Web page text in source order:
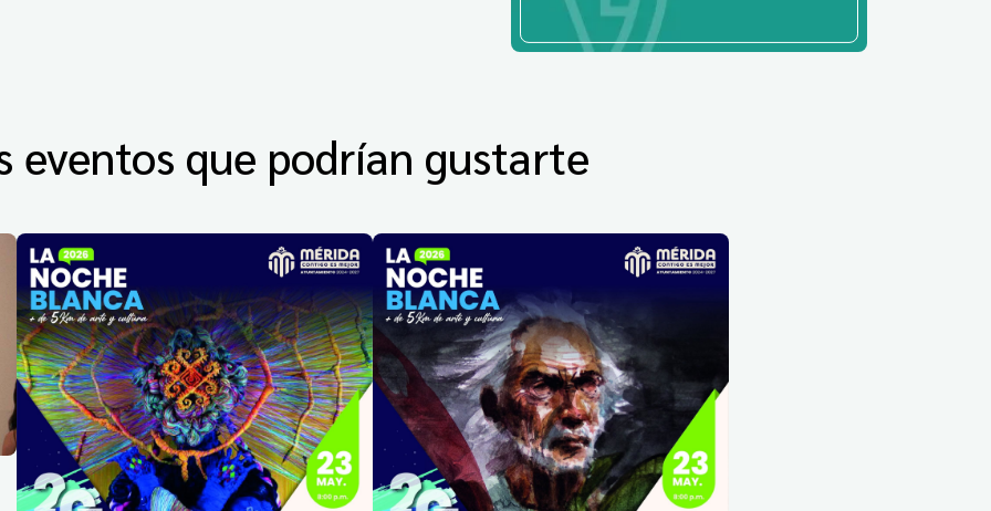
eventos que podrían gustarte